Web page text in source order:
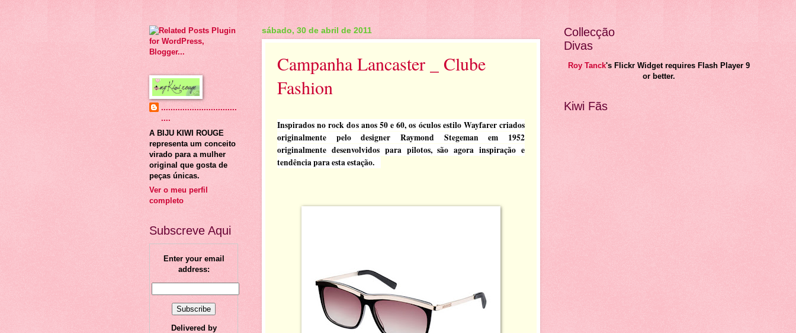
sábado, 30 de abril de 2011
Campanha Lancaster _ Clube
Fashion
Inspirados no rock dos anos 50 e 60, os óculos estilo Wayfarer criados
originalmente pelo designer Raymond Stegeman em 1952
originalmente desenvolvidos para pilotos, são agora inspiração e
tendência para esta estação.
................................
....
A BIJU KIWI ROUGE
representa um conceito
virado para a mulher
original que gosta de
peças únicas.
Ver o meu perfil
completo
Subscreve Aqui
Enter your email
address:
Delivered by
Collecção
Divas
Roy Tanck's Flickr Widget requires Flash Player 9
or better.
Kiwi Fãs